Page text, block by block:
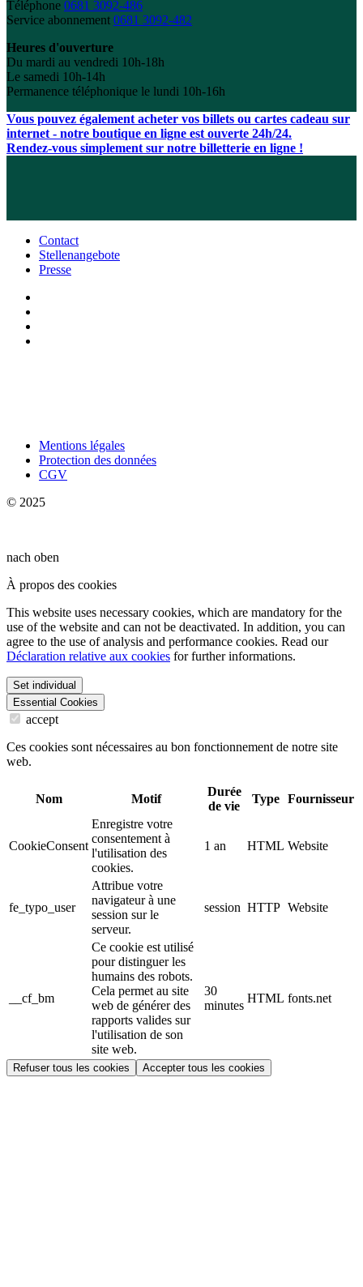
Téléphone 0681 3092-486
Service abonnement 0681 3092-482
Heures d'ouverture
Du mardi au vendredi 10h-18h
Le samedi 10h-14h
Permanence téléphonique le lundi 10h-16h
Vous pouvez également acheter vos billets ou cartes cadeau sur
internet - notre boutique en ligne est ouverte 24h/24.
Rendez-vous simplement sur notre billetterie en ligne !
Contact
Stellenangebote
Presse
Mentions légales
Protection des données
CGV
© 2025
nach oben
À propos des cookies
This website uses necessary cookies, which are mandatory for the
use of the website and can not be deactivated. In addition, you can
agree to the use of analysis and performance cookies. Read our
Déclaration relative aux cookies for further informations.
Set individual
Essential Cookies
accept
Ces cookies sont nécessaires au bon fonctionnement de notre site
web.
Nom Motif
Durée
de vie
Type Fournisseur
CookieConsent
Enregistre votre
consentement à
l'utilisation des
cookies.
1 an HTML Website
fe_typo_user
Attribue votre
navigateur à une
session sur le
serveur.
session HTTP Website
__cf_bm
Ce cookie est utilisé
pour distinguer les
humains des robots.
Cela permet au site
web de générer des
rapports valides sur
l'utilisation de son
site web.
30
minutes
HTML fonts.net
Refuser tous les cookies Accepter tous les cookies